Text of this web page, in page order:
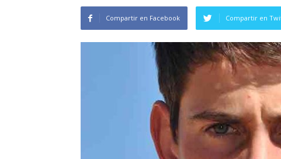
Compartir en Facebook Compartir en